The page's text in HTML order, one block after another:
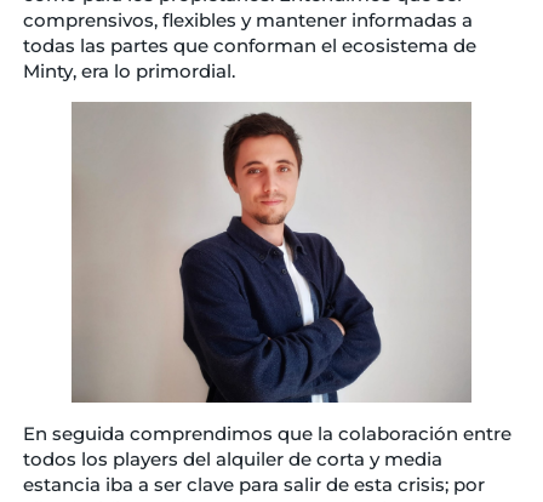
comprensivos, flexibles y mantener informadas a
todas las partes que conforman el ecosistema de
Minty, era lo primordial.
En seguida comprendimos que la colaboración entre
todos los players del alquiler de corta y media
estancia iba a ser clave para salir de esta crisis; por